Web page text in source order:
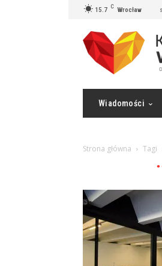
15.7 C Wrocław
Wiadomości
Strona główna Tagi